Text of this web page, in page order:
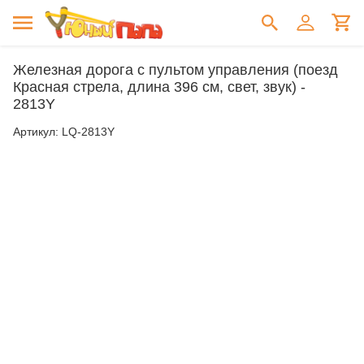
Железная дорога с пультом управления (поезд
Красная стрела, длина 396 см, свет, звук) -
2813Y
Артикул: LQ-2813Y